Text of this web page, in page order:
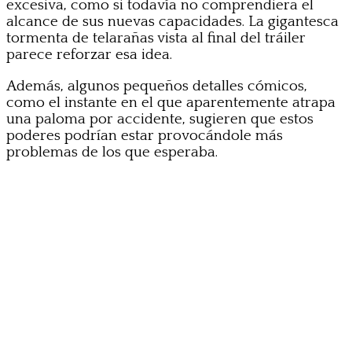
excesiva, como si todavía no comprendiera el
alcance de sus nuevas capacidades. La gigantesca
tormenta de telarañas vista al final del tráiler
parece reforzar esa idea.
Además, algunos pequeños detalles cómicos,
como el instante en el que aparentemente atrapa
una paloma por accidente, sugieren que estos
poderes podrían estar provocándole más
problemas de los que esperaba.